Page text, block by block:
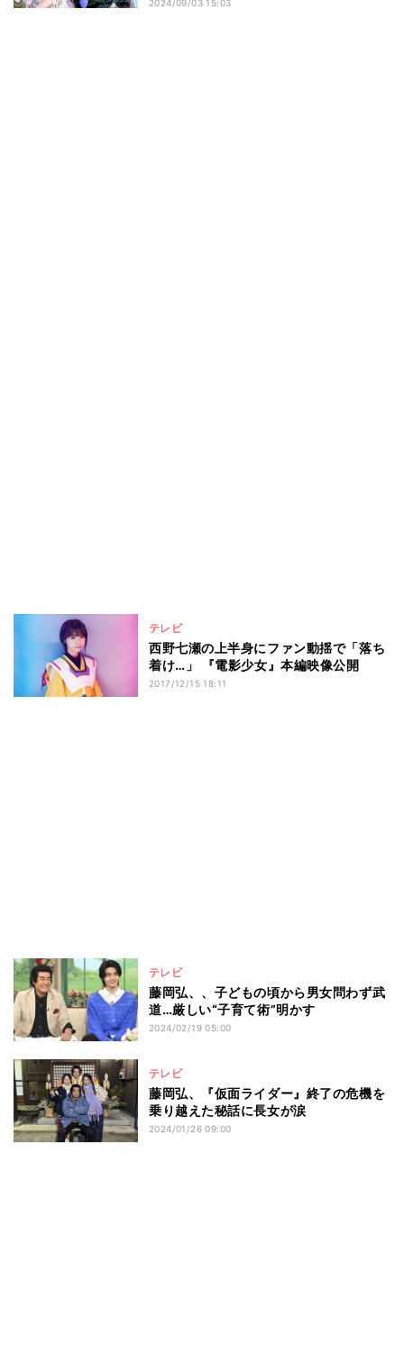
2024/09/03 15:03
テレビ
西野七瀬の上半身にファン動揺で「落ち
着け…」 『電影少女』本編映像公開
2017/12/15 18:11
テレビ
藤岡弘、、子どもの頃から男女問わず武
道…厳しい“子育て術”明かす
2024/02/19 05:00
テレビ
藤岡弘、『仮面ライダー』終了の危機を
乗り越えた秘話に長女が涙
2024/01/26 09:00